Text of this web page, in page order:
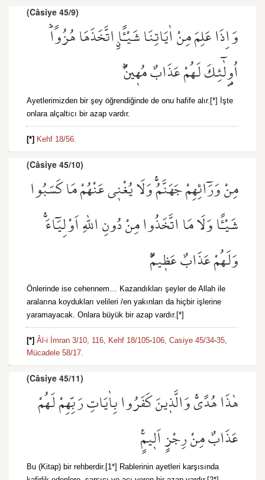
(Câsiye 45/9)
وَاِذَا عَلِمَ مِنْ اٰيَاتِنَا شَيْـًٔاۨ اتَّخَذَهَا هُزُوًاۜ
اُو۬لٰٓئِكَ لَهُمْ عَذَابٌ مُه۪ينٌۜ
Ayetlerimizden bir şey öğrendiğinde de onu hafife alır.[*] İşte
onlara alçaltıcı bir azap vardır.
[*] Kehf 18/56.
(Câsiye 45/10)
مِنْ وَرَٓائِهِمْ جَهَنَّمُۚ وَلَا يُغْن۪ي عَنْهُمْ مَا كَسَبُوا
شَيْـًٔا وَلَا مَا اتَّخَذُوا مِنْ دُونِ اللّٰهِ اَوْلِيَٓاءَۚ
وَلَهُمْ عَذَابٌ عَظ۪يمٌۜ
Önlerinde ise cehennem… Kazandıkları şeyler de Allah ile
aralarına koydukları velileri /en yakınları da hiçbir işlerine
yaramayacak. Onlara büyük bir azap vardır.[*]
[*] Âl-i İmran 3/10, 116, Kehf 18/105-106, Casiye 45/34-35,
Mücadele 58/17.
(Câsiye 45/11)
هٰذَا هُدًىۚ وَالَّذ۪ينَ كَفَرُوا بِاٰيَاتِ رَبِّهِمْ لَهُمْ
عَذَابٌ مِنْ رِجْزٍ اَل۪يمٍ۟
Bu (Kitap) bir rehberdir.[1*] Rablerinin ayetleri karşısında